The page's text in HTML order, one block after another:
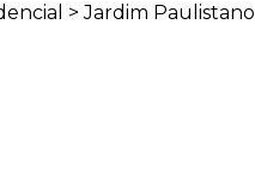
> Jardim Paulistano